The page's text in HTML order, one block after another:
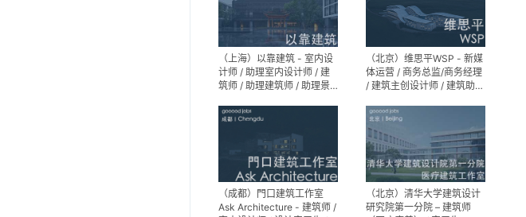
（上海）以靠建筑 - 室内设
计师 / 助理室内设计师 / 建
筑师 / 助理建筑师 / 助理景
（北京）维思平WSP - 新媒
体运营 / 商务总监/商务经理
/ 建筑主创设计师 / 建筑助理
（成都）門口建筑工作室
Ask Architecture - 建筑师 /
（北京）清华大学建筑设计
研究院第一分院 – 建筑师